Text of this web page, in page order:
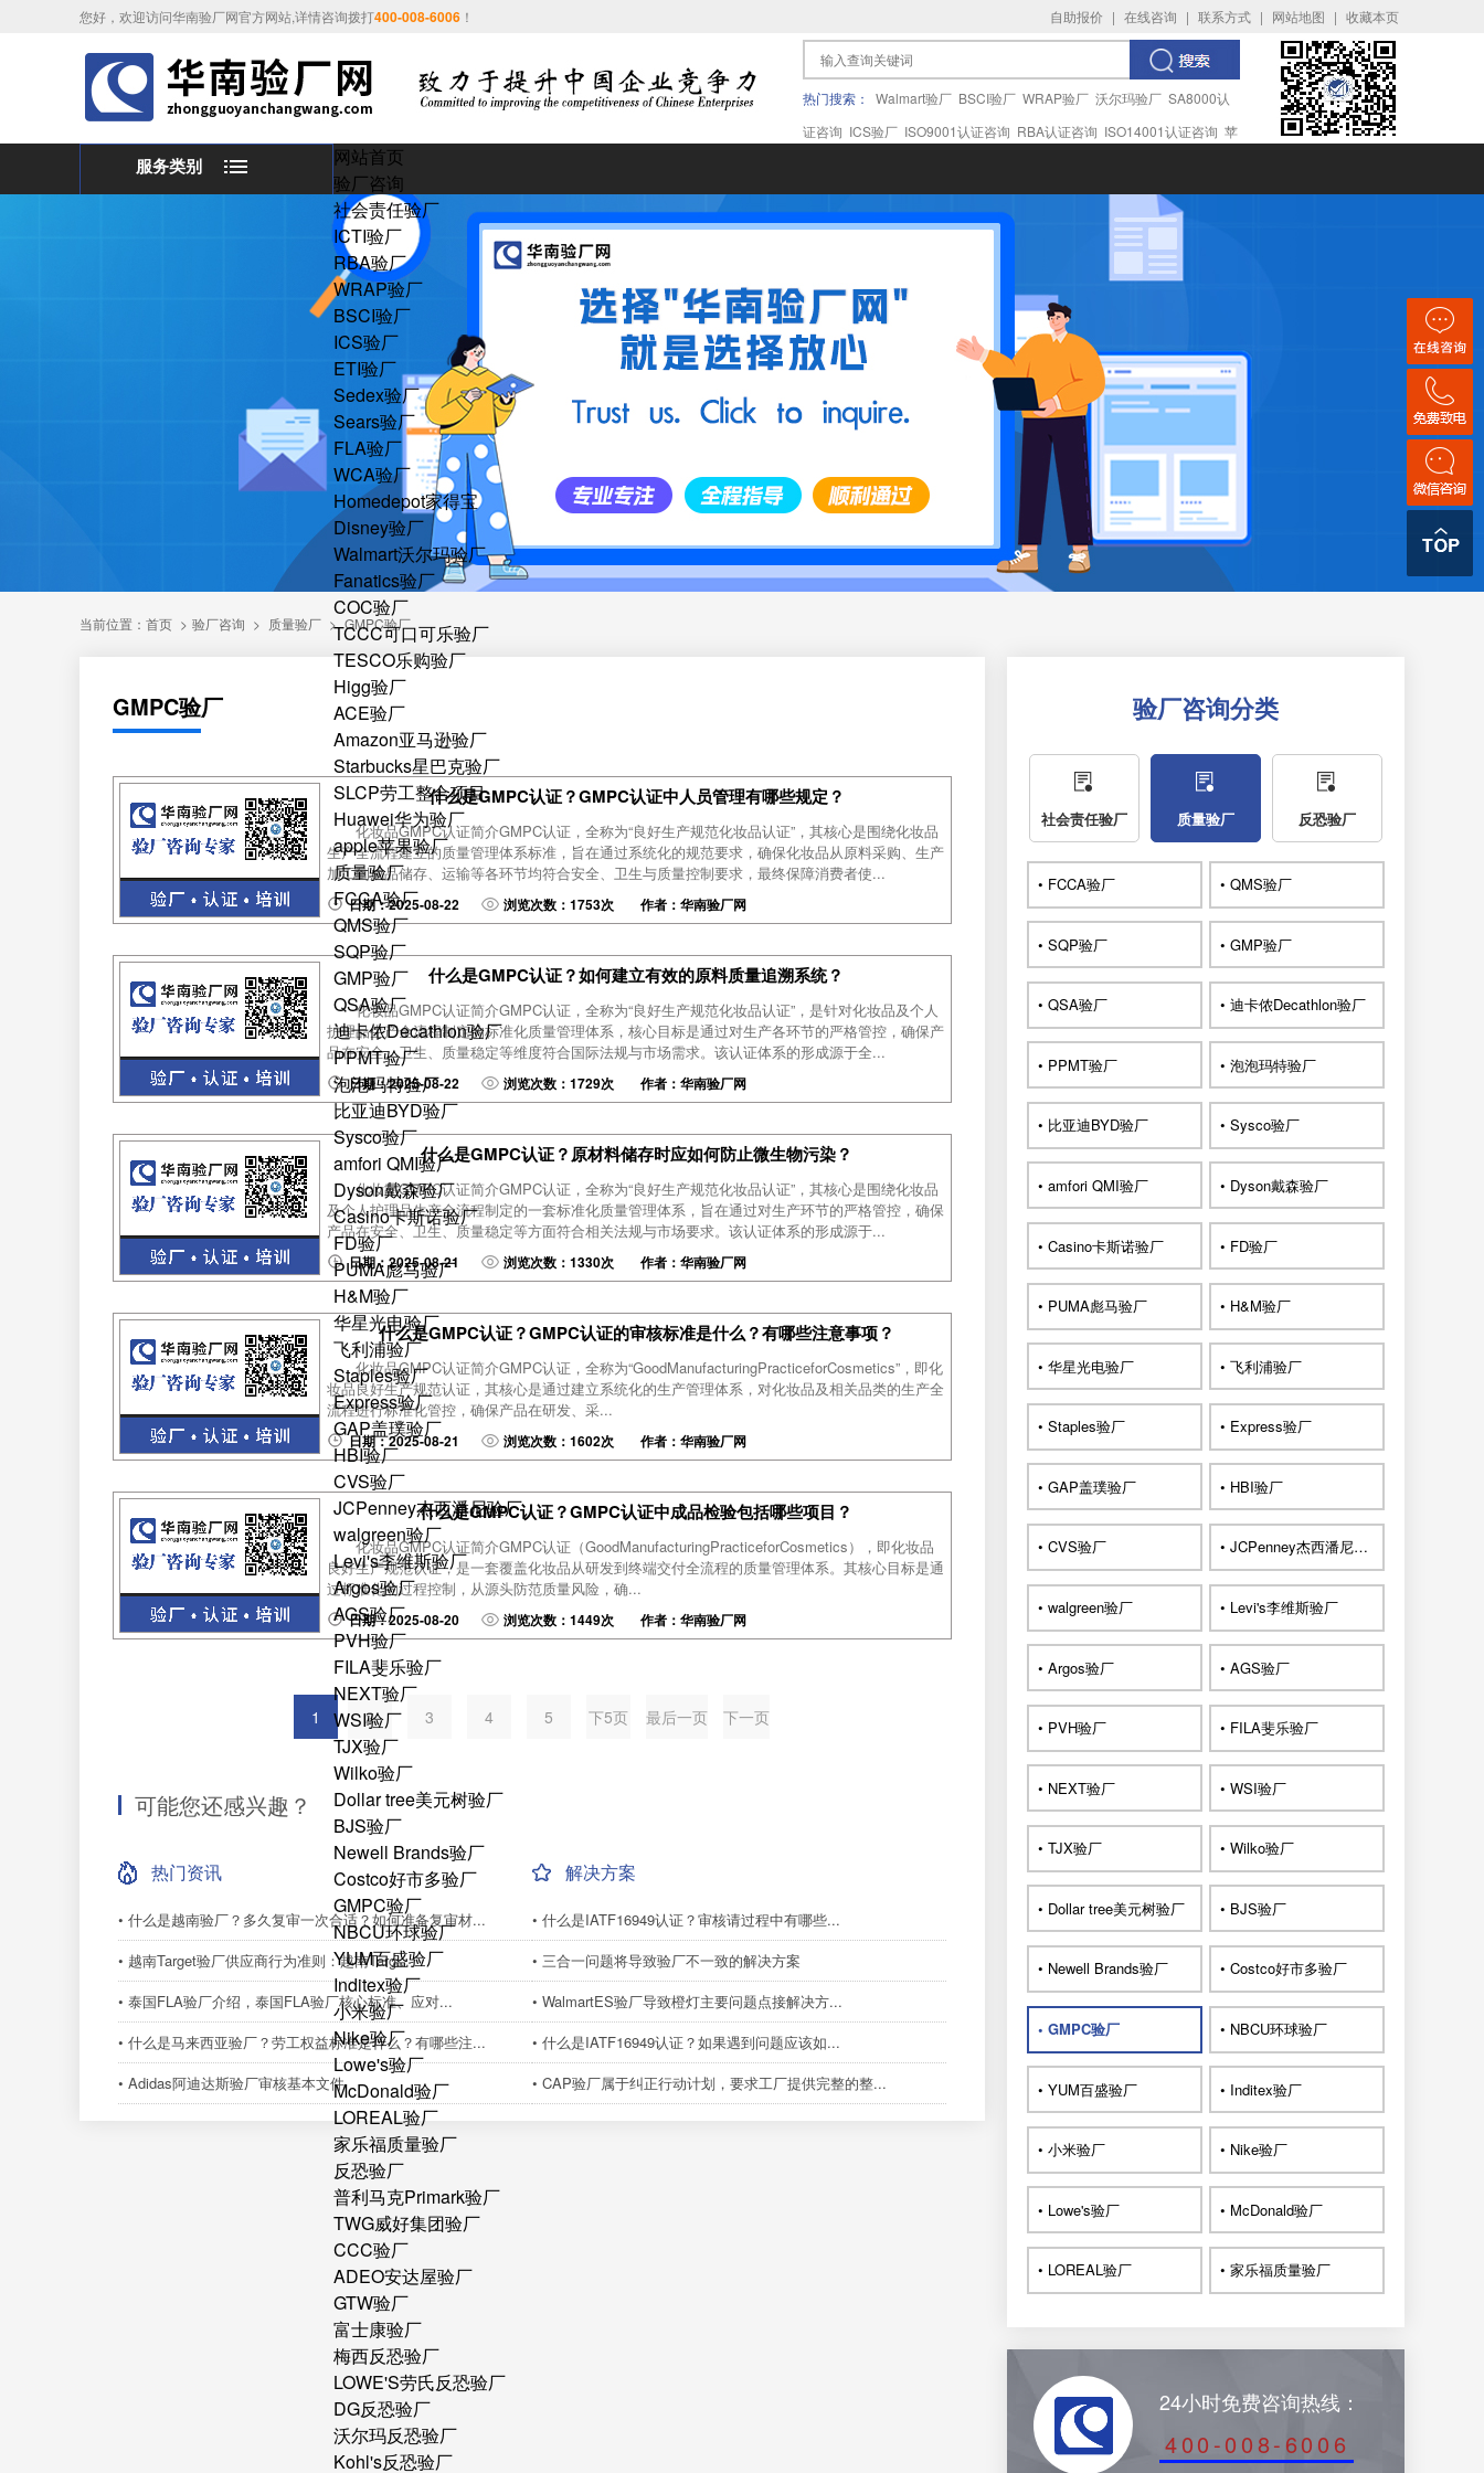
自助报价 | 在线咨询 | 联系方式 | 网站地图 | 收藏本页
您好，欢迎访问华南验厂网官方网站,详情咨询拨打400-008-6006 ！
热门搜索： Walmart验厂 BSCI验厂 WRAP验厂 沃尔玛验厂 SA8000认
证咨询 ICS验厂 ISO9001认证咨询 RBA认证咨询 ISO14001认证咨询 苹
服务类别
网站首页
验厂咨询
社会责任验厂
ICTI验厂
RBA验厂
WRAP验厂
BSCI验厂
ICS验厂
ETI验厂
Sedex验厂
Sears验厂
FLA验厂
WCA验厂
Homedepot家得宝
Disney验厂
Walmart沃尔玛验厂
Fanatics验厂
COC验厂
TCCC可口可乐验厂
TESCO乐购验厂
Higg验厂
ACE验厂
Amazon亚马逊验厂
Starbucks星巴克验厂
SLCP劳工整合项目
Huawei华为验厂
apple苹果验厂
质量验厂
FCCA验厂
QMS验厂
SQP验厂
GMP验厂
QSA验厂
迪卡侬Decathlon验厂
PPMT验厂
泡泡玛特验厂
比亚迪BYD验厂
Sysco验厂
amfori QMI验厂
Dyson戴森验厂
Casino卡斯诺验厂
FD验厂
PUMA彪马验厂
H&M验厂
华星光电验厂
飞利浦验厂
Staples验厂
Express验厂
GAP盖璞验厂
HBI验厂
CVS验厂
JCPenney杰西潘尼验厂
walgreen验厂
Levi's李维斯验厂
Argos验厂
AGS验厂
PVH验厂
FILA斐乐验厂
NEXT验厂
WSI验厂
TJX验厂
Wilko验厂
Dollar tree美元树验厂
BJS验厂
Newell Brands验厂
Costco好市多验厂
GMPC验厂
NBCU环球验厂
YUM百盛验厂
Inditex验厂
小米验厂
Nike验厂
Lowe's验厂
McDonald验厂
LOREAL验厂
家乐福质量验厂
反恐验厂
普利马克Primark验厂
TWG威好集团验厂
CCC验厂
ADEO安达屋验厂
GTW验厂
富士康验厂
梅西反恐验厂
LOWE'S劳氏反恐验厂
DG反恐验厂
沃尔玛反恐验厂
Kohl's反恐验厂
当前位置： 首页 > 验厂咨询 > 质量验厂 > GMPC验厂
GMPC验厂
什么是GMPC认证？GMPC认证中人员管理有哪些规定？
化妆品GMPC认证简介GMPC认证，全称为“良好生产规范化妆品认证”，其核心是围绕化妆品
生产全流程建立的质量管理体系标准，旨在通过系统化的规范要求，确保化妆品从原料采购、生产
加工到成品储存、运输等各环节均符合安全、卫生与质量控制要求，最终保障消费者使...
日期：2025-08-22 浏览次数：1753次 作者：华南验厂网
什么是GMPC认证？如何建立有效的原料质量追溯系统？
化妆品GMPC认证简介GMPC认证，全称为“良好生产规范化妆品认证”，是针对化妆品及个人
护理品生产全流程制定的标准化质量管理体系，核心目标是通过对生产各环节的严格管控，确保产
品在安全、卫生、质量稳定等维度符合国际法规与市场需求。该认证体系的形成源于全...
日期：2025-08-22 浏览次数：1729次 作者：华南验厂网
什么是GMPC认证？原材料储存时应如何防止微生物污染？
化妆品GMPC认证简介GMPC认证，全称为“良好生产规范化妆品认证”，其核心是围绕化妆品
及个人护理品生产全流程制定的一套标准化质量管理体系，旨在通过对生产环节的严格管控，确保
产品在安全、卫生、质量稳定等方面符合相关法规与市场要求。该认证体系的形成源于...
日期：2025-08-21 浏览次数：1330次 作者：华南验厂网
什么是GMPC认证？GMPC认证的审核标准是什么？有哪些注意事项？
化妆品GMPC认证简介GMPC认证，全称为“GoodManufacturingPracticeforCosmetics”，即化
妆品良好生产规范认证，其核心是通过建立系统化的生产管理体系，对化妆品及相关品类的生产全
流程进行标准化管控，确保产品在研发、采...
日期：2025-08-21 浏览次数：1602次 作者：华南验厂网
什么是GMPC认证？GMPC认证中成品检验包括哪些项目？
化妆品GMPC认证简介GMPC认证（GoodManufacturingPracticeforCosmetics），即化妆品
良好生产规范认证，是一套覆盖化妆品从研发到终端交付全流程的质量管理体系。其核心目标是通
过标准化的过程控制，从源头防范质量风险，确...
日期：2025-08-20 浏览次数：1449次 作者：华南验厂网
1 2 3 4 5 下5页 最后一页 下一页
可能您还感兴趣？
热门资讯
• 什么是越南验厂？多久复审一次合适？如何准备复审材...
• 越南Target验厂供应商行为准则：越南Targ...
• 泰国FLA验厂介绍，泰国FLA验厂核心标准、应对...
• 什么是马来西亚验厂？劳工权益标准是什么？有哪些注...
• Adidas阿迪达斯验厂审核基本文件
解决方案
• 什么是IATF16949认证？审核请过程中有哪些...
• 三合一问题将导致验厂不一致的解决方案
• WalmartES验厂导致橙灯主要问题点接解决方...
• 什么是IATF16949认证？如果遇到问题应该如...
• CAP验厂属于纠正行动计划，要求工厂提供完整的整...
验厂咨询分类
社会责任验厂 质量验厂 反恐验厂
• FCCA验厂 • QMS验厂
• SQP验厂 • GMP验厂
• QSA验厂 • 迪卡侬Decathlon验厂
• PPMT验厂 • 泡泡玛特验厂
• 比亚迪BYD验厂 • Sysco验厂
• amfori QMI验厂 • Dyson戴森验厂
• Casino卡斯诺验厂 • FD验厂
• PUMA彪马验厂 • H&M验厂
• 华星光电验厂 • 飞利浦验厂
• Staples验厂 • Express验厂
• GAP盖璞验厂 • HBI验厂
• CVS验厂 • JCPenney杰西潘尼验厂
• walgreen验厂 • Levi's李维斯验厂
• Argos验厂 • AGS验厂
• PVH验厂 • FILA斐乐验厂
• NEXT验厂 • WSI验厂
• TJX验厂 • Wilko验厂
• Dollar tree美元树验厂 • BJS验厂
• Newell Brands验厂 • Costco好市多验厂
• GMPC验厂 • NBCU环球验厂
• YUM百盛验厂 • Inditex验厂
• 小米验厂 • Nike验厂
• Lowe's验厂 • McDonald验厂
• LOREAL验厂 • 家乐福质量验厂
24小时免费咨询热线：
400-008-6006